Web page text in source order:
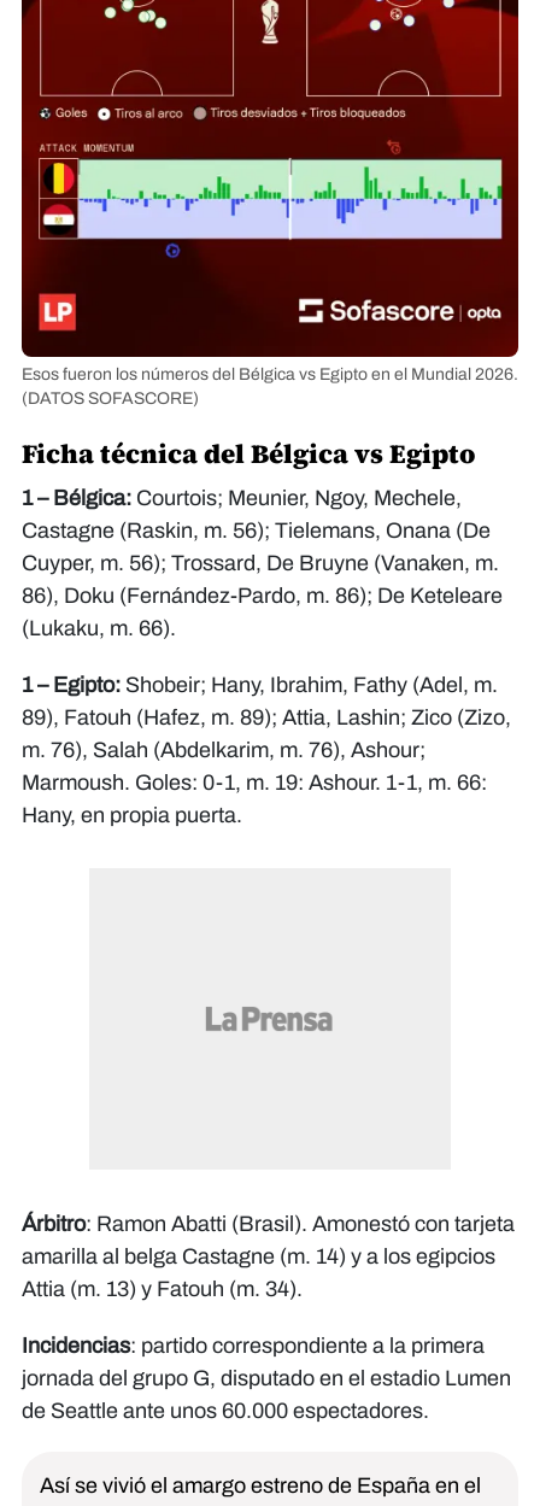
Esos fueron los números del Bélgica vs Egipto en el Mundial 2026.
(DATOS SOFASCORE)
Ficha técnica del Bélgica vs Egipto
1 – Bélgica: Courtois; Meunier, Ngoy, Mechele,
Castagne (Raskin, m. 56); Tielemans, Onana (De
Cuyper, m. 56); Trossard, De Bruyne (Vanaken, m.
86), Doku (Fernández-Pardo, m. 86); De Keteleare
(Lukaku, m. 66).
1 – Egipto: Shobeir; Hany, Ibrahim, Fathy (Adel, m.
89), Fatouh (Hafez, m. 89); Attia, Lashin; Zico (Zizo,
m. 76), Salah (Abdelkarim, m. 76), Ashour;
Marmoush. Goles: 0-1, m. 19: Ashour. 1-1, m. 66:
Hany, en propia puerta.
Árbitro: Ramon Abatti (Brasil). Amonestó con tarjeta
amarilla al belga Castagne (m. 14) y a los egipcios
Attia (m. 13) y Fatouh (m. 34).
Incidencias: partido correspondiente a la primera
jornada del grupo G, disputado en el estadio Lumen
de Seattle ante unos 60.000 espectadores.
Así se vivió el amargo estreno de España en el